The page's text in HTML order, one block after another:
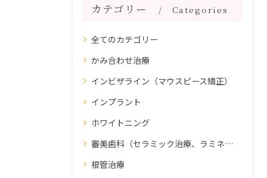
カテゴリー Categories
全てのカテゴリー
かみ合わせ治療
インビザライン（マウスピース矯正）
インプラント
ホワイトニング
審美歯科（セラミック治療、ラミネートべニア、ダイレクトボンディング）
根管治療